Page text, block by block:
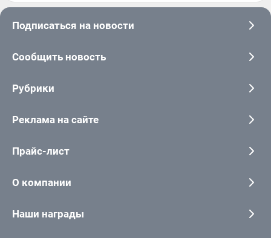
Подписаться на новости
Сообщить новость
Рубрики
Реклама на сайте
Прайс-лист
О компании
Наши награды